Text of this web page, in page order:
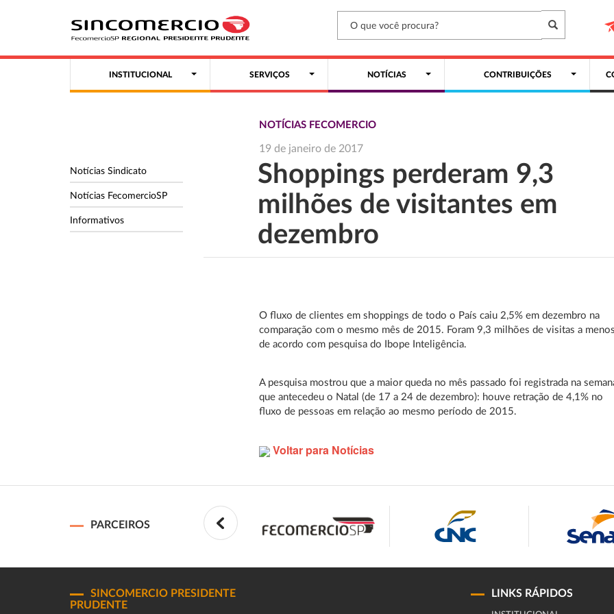
INSTITUCIONAL SERVIÇOS NOTÍCIAS CONTRIBUIÇÕES
Notícias Sindicato
Notícias FecomercioSP
Informativos
NOTÍCIAS FECOMERCIO
19 de janeiro de 2017
Shoppings perderam 9,3
milhões de visitantes em
dezembro
O fluxo de clientes em shoppings de todo o País caiu 2,5% em dezembro na
comparação com o mesmo mês de 2015. Foram 9,3 milhões de visitas a
de acordo com pesquisa do Ibope Inteligência.
A pesquisa mostrou que a maior queda no mês passado foi registrada na
que antecedeu o Natal (de 17 a 24 de dezembro): houve retração de 4,1% no
fluxo de pessoas em relação ao mesmo período de 2015.
Voltar para Notícias
PARCEIROS
SINCOMERCIO PRESIDENTE
PRUDENTE
LINKS RÁPIDOS